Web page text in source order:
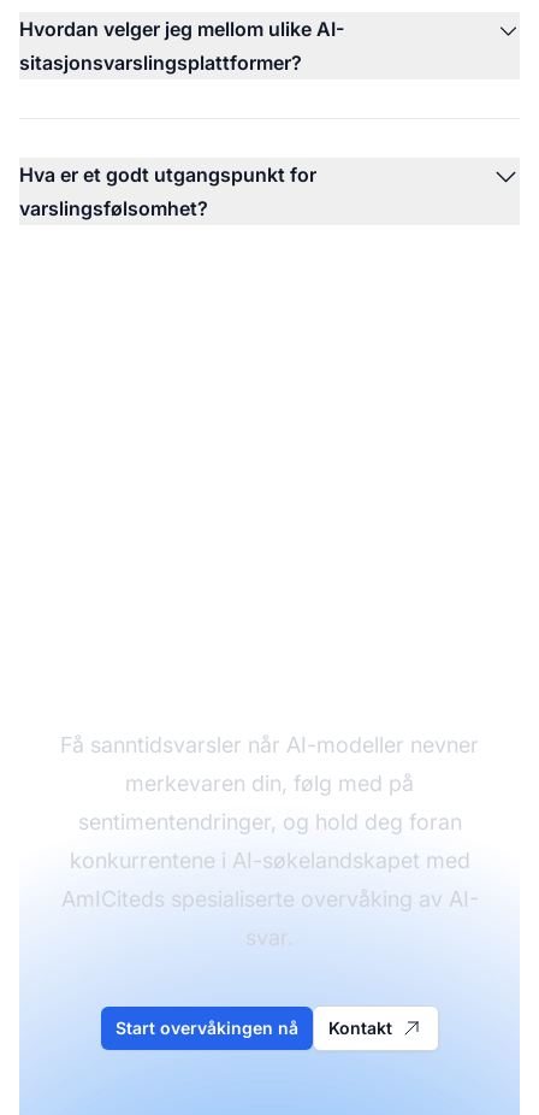
Hvordan velger jeg mellom ulike AI-
sitasjonsvarslingsplattformer?
Hva er et godt utgangspunkt for
varslingsfølsomhet?
Få sanntidsvarsler når AI-modeller nevner
merkevaren din, følg med på
sentimentendringer, og hold deg foran
konkurrentene i AI-søkelandskapet med
AmICiteds spesialiserte overvåking av AI-
svar.
Start overvåkingen nå Kontakt